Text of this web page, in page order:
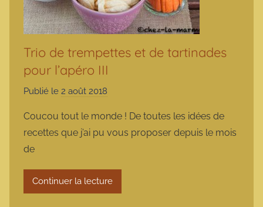
Trio de trempettes et de tartinades
pour l’apéro III
Publié le 2 août 2018
r
m
r
m
Coucou tout le monde ! De toutes les idées de
recettes que j’ai pu vous proposer depuis le mois
de
Continuer la lecture